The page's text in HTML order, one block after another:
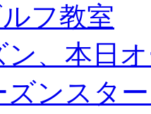
フ教室
ン、本日
ズンスタ